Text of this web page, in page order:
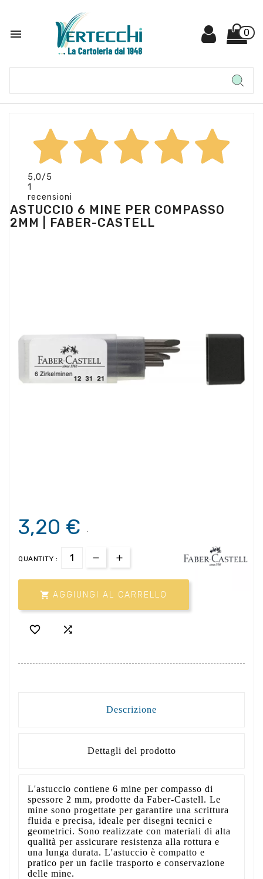
 0
5,0/5
1
recensioni
ASTUCCIO 6 MINE PER COMPASSO
2MM | FABER-CASTELL
3,20 € .
QUANTITY :
 AGGIUNGI AL CARRELLO
 
Descrizione
Dettagli del prodotto
L'astuccio contiene 6 mine per compasso di
spessore 2 mm, prodotte da Faber-Castell. Le
mine sono progettate per garantire una scrittura
fluida e precisa, ideale per disegni tecnici e
geometrici. Sono realizzate con materiali di alta
qualità per assicurare resistenza alla rottura e
una lunga durata. L'astuccio è compatto e
pratico per un facile trasporto e conservazione
delle mine.